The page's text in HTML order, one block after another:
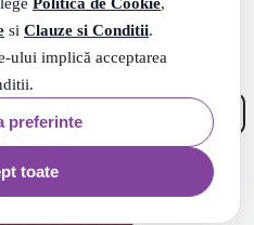
si Clauze si Conditii.
ului implică acceptarea
preferinte
toate